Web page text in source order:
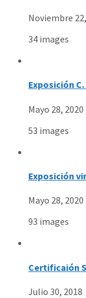
Noviembre
34 images
Exposición
Mayo 28, 2020
53 images
Exposición
Mayo 28, 2020
93 images
Certificaión
Julio 30, 2018